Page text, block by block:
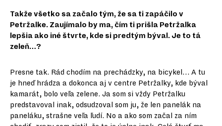
Takže všetko sa začalo tým, že sa ti zapáčilo v
Petržalke. Zaujímalo by ma, čím ti prišla Petržalka
lepšia ako iné štvrte, kde si predtým býval. Je to tá
zeleň…?
Presne tak. Rád chodím na prechádzky, na bicykel… A tu
je hneď hrádza a dokonca aj v centre Petržalky, kde býval
kamarát, bolo veľa zelene. Ja som si vždy Petržalku
predstavoval inak, odsudzoval som ju, že len panelák na
paneláku, strašne veľa ľudí. No a ako som začal za ním